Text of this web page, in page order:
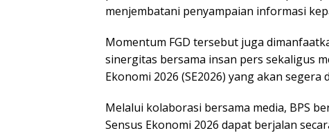
menjembatani penyampaian informasi
Momentum FGD tersebut juga
sinergitas bersama insan pers sekaligus
Ekonomi 2026 (SE2026) yang akan segera
Melalui kolaborasi bersama media, BPS
Sensus Ekonomi 2026 dapat berjalan